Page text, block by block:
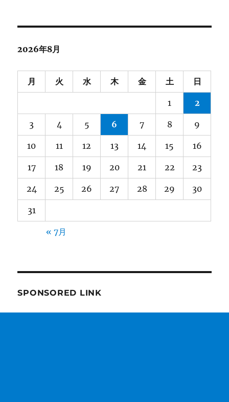
ブ
2026年8月
月 火 水 木 金 土 日
1 2
3 4 5 6 7 8 9
10 11 12 13 14 15 16
17 18 19 20 21 22 23
24 25 26 27 28 29 30
31
« 7月
SPONSORED LINK